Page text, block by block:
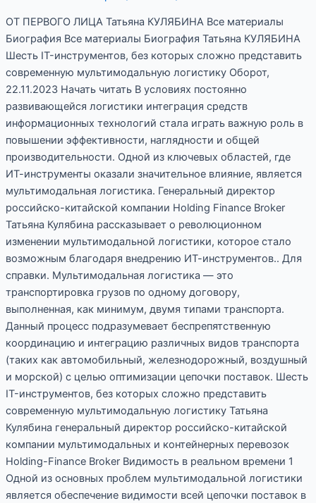
ОТ ПЕРВОГО ЛИЦА Татьяна КУЛЯБИНА Все материалы
Биография Все материалы Биография Татьяна КУЛЯБИНА
Шесть IT-инструментов, без которых сложно представить
современную мультимодальную логистику Оборот,
22.11.2023 Начать читать В условиях постоянно
развивающейся логистики интеграция средств
информационных технологий стала играть важную роль в
повышении эффективности, наглядности и общей
производительности. Одной из ключевых областей, где
ИТ-инструменты оказали значительное влияние, является
мультимодальная логистика. Генеральный директор
российско-китайской компании Holding Finance Broker
Татьяна Кулябина рассказывает о революционном
изменении мультимодальной логистики, которое стало
возможным благодаря внедрению ИТ-инструментов.. Для
справки. Мультимодальная логистика — это
транспортировка грузов по одному договору,
выполненная, как минимум, двумя типами транспорта.
Данный процесс подразумевает беспрепятственную
координацию и интеграцию различных видов транспорта
(таких как автомобильный, железнодорожный, воздушный
и морской) с целью оптимизации цепочки поставок. Шесть
IT-инструментов, без которых сложно представить
современную мультимодальную логистику Татьяна
Кулябина генеральный директор российско-китайской
компании мультимодальных и контейнерных перевозок
Holding-Finance Broker Видимость в реальном времени 1
Одной из основных проблем мультимодальной логистики
является обеспечение видимости всей цепочки поставок в
СОВРЕМЕННУЮ
МУЛЬТИМОДАЛЬНУЮ
ЛОГИСТИКУ